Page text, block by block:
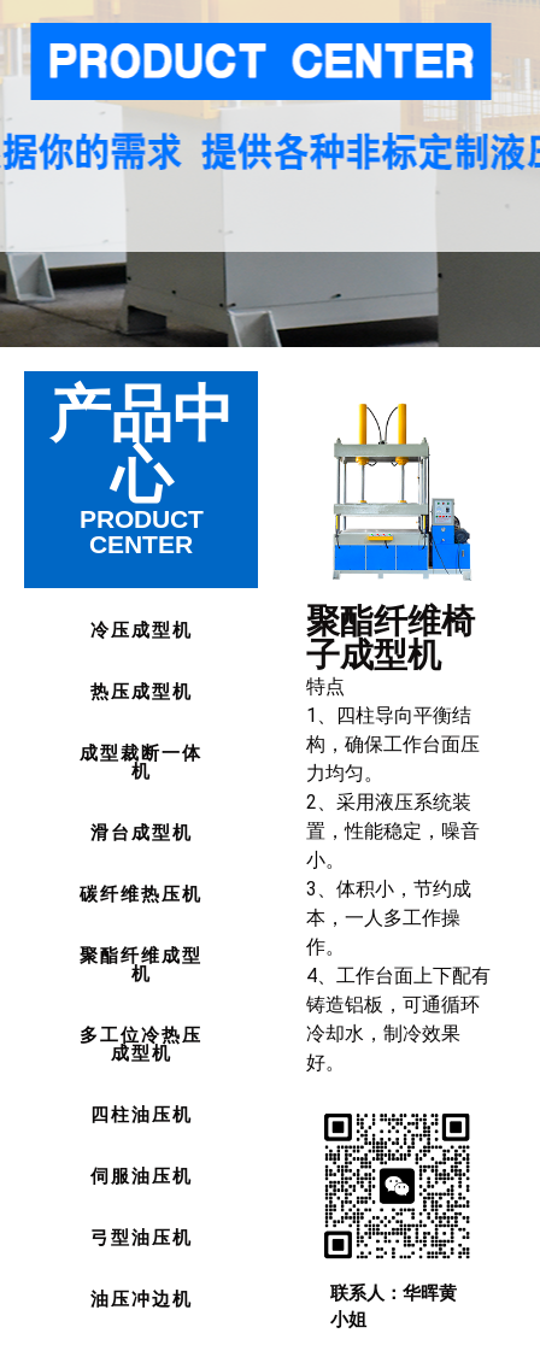
产品中
心
PRODUCT
CENTER
冷压成型机
热压成型机
成型裁断一体
机
滑台成型机
碳纤维热压机
聚酯纤维成型
机
多工位冷热压
成型机
四柱油压机
伺服油压机
弓型油压机
油压冲边机
聚酯纤维椅
子成型机
特点
1、四柱导向平衡结
构，确保工作台面压
力均匀。
2、采用液压系统装
置，性能稳定，噪音
小。
3、体积小，节约成
本，一人多工作操
作。
4、工作台面上下配有
铸造铝板，可通循环
冷却水，制冷效果
好。
联系人：华晖黄
小姐